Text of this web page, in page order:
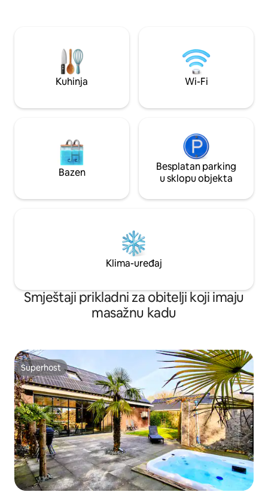
rezervirati unaprijed. Odlična voda za
plivanje i malo mjesto za slijetanje
neposredno ispred.
Kuhinja Wi-Fi
Bazen
Besplatan parking
u sklopu objekta
Klima-uređaj
Smještaji prikladni za obitelji koji imaju
masažnu kadu
Superhost
Superhost